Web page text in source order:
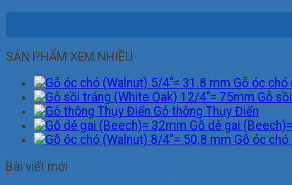
SẢN PHẨM XEM NHIỀU
Gỗ óc chó
Gỗ
Gỗ thông Thụy Điển
Gỗ dẻ gai
Gỗ óc
Bài viết mới